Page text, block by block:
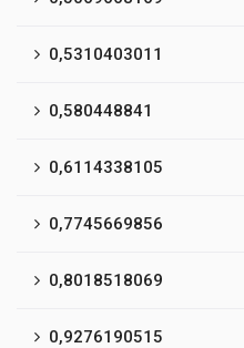
0,5310403011
0,580448841
0,6114338105
0,7745669856
0,8018518069
0,9276190515